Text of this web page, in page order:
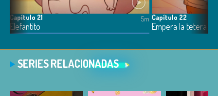
Capítulo 21
Elefantito
5m Capítulo 22
Empera la tetera
SERIES RELACIONADAS